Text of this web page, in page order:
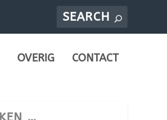
OVERIG CONTACT